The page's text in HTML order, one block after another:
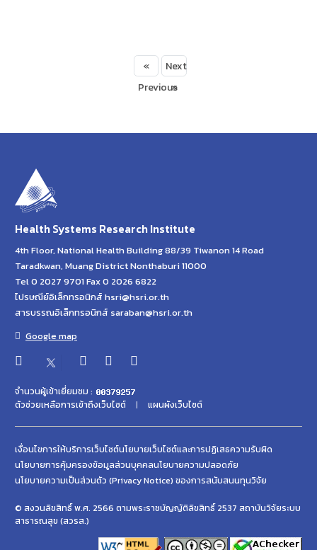
«
Previous
Next
»
Health Systems Research Institute
4th Floor, National Health Building 88/39 Tiwanon 14 Road
Taradkwan, Muang District Nonthaburi 11000
Tel 0 2027 9701 Fax 0 2026 6822
ไปรษณีย์อิเล็กทรอนิกส์ hsri@hsri.or.th
สารบรรณอิเล็กทรอนิกส์ saraban@hsri.or.th
Google map
จำนวนผู้เข้าเยี่ยมชม :
ตัวช่วยเหลือการเข้าถึงเว็บไซต์
แผนผังเว็บไซต์
เงื่อนไขการให้บริการเว็บไซต์นโยบายเว็บไซต์และการปฏิเสธความรับผิด
นโยบายการคุ้มครองข้อมูลส่วนบุคคลนโยบายความปลอดภัย
นโยบายความเป็นส่วนตัว (Privacy Notice) ของการสนับสนนทุนวิจัย
© สงวนลิขสิทธิ์ พ.ศ. 2566 ตามพระราชบัญญัติลิขสิทธิ์ 2537 สถาบันวิจัยระบบ
สาธารณสุข (สวรส.)